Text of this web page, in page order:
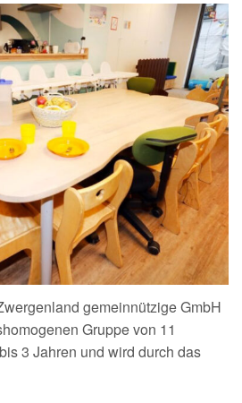
gemeinnützige GmbH
Gruppe von 11
3 Jahren und wird durch das